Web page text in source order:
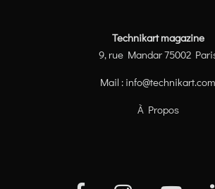
Technikart magazine
9, rue Mandar 75002
Mail : info@technikart.com
À Propos